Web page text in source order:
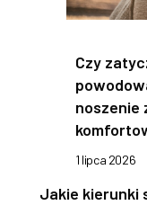
Czy
noszenie
1 lipca 2026
Jakie kierunki